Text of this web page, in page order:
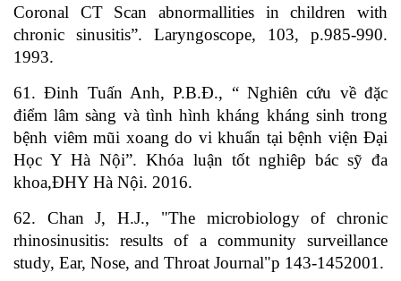
Coronal CT Scan abnormallities in children with
chronic sinusitis”. Laryngoscope, 103, p.985-990.
1993.
61. Đinh Tuấn Anh, P.B.Đ., “ Nghiên cứu về đặc
điểm lâm sàng và tình hình kháng kháng sinh trong
bệnh viêm mũi xoang do vi khuẩn tại bệnh viện Đại
Học Y Hà Nội”. Khóa luận tốt nghiêp bác sỹ đa
khoa,ĐHY Hà Nội. 2016.
62. Chan J, H.J., "The microbiology of chronic
rhinosinusitis: results of a community surveillance
study, Ear, Nose, and Throat Journal"p 143-1452001.